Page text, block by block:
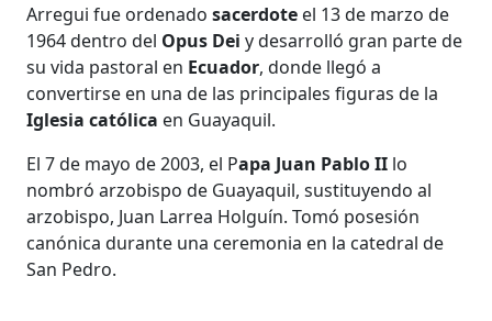
Arregui fue ordenadosacerdote el 13 de marzo de
1964 dentro del Opus Dei y desarrolló gran parte de
su vida pastoral en Ecuador, donde llegó a
convertirse en una de las principales figuras de la
Iglesia católica en Guayaquil.
El 7 de mayo de 2003, el Papa Juan Pablo II lo
nombró arzobispo de Guayaquil, sustituyendo al
arzobispo, Juan Larrea Holguín. Tomó posesión
canónica durante una ceremonia en la catedral de
San Pedro.